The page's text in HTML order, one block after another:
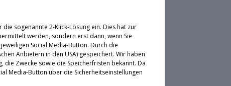
sogenannte 2-Klick-Lösung ein. Dies hat zur
werden, sondern erst dann, wenn Sie
Social Media-Button. Durch die
Anbietern in den USA) gespeichert. Wir haben
Zwecke sowie die Speicherfristen bekannt. Da
Media-Button über die Sicherheitseinstellungen